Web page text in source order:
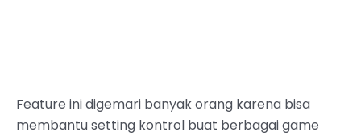
Feature ini digemari banyak orang karena bisa
membantu setting kontrol buat berbagai game